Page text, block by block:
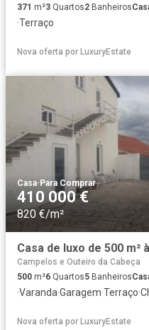
371 m²3 Quartos2 Banheiros
·Terraço
Nova oferta por LuxuryEstate
Casa· Para Comprar
410 000 €
820 €/m²
Campelos e Outeiro da Cabeça
500 m²6 Quartos5 Banheiros
·Varanda·Garagem·Terraço·
Nova oferta por LuxuryEstate